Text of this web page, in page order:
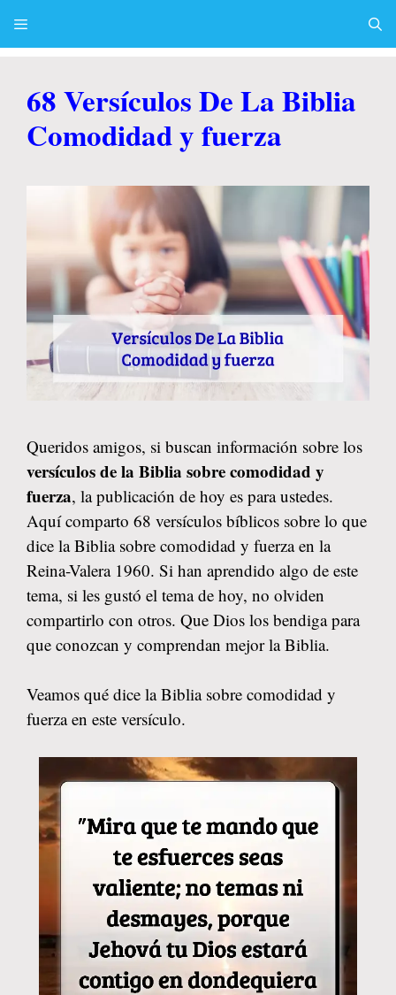
68 Versículos De La Biblia
Comodidad y fuerza
Queridos amigos, si buscan información sobre los
versículos de la Biblia sobre comodidad y
fuerza, la publicación de hoy es para ustedes.
Aquí comparto 68 versículos bíblicos sobre lo que
dice la Biblia sobre comodidad y fuerza en la
Reina-Valera 1960. Si han aprendido algo de este
tema, si les gustó el tema de hoy, no olviden
compartirlo con otros. Que Dios los bendiga para
que conozcan y comprendan mejor la Biblia.
Veamos qué dice la Biblia sobre comodidad y
fuerza en este versículo.